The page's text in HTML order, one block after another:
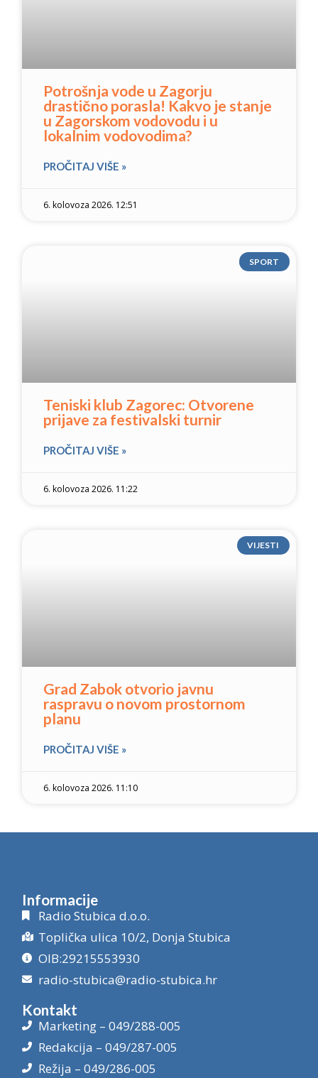
Potrošnja vode u Zagorju
drastično porasla! Kakvo je stanje
u Zagorskom vodovodu i u
lokalnim vodovodima?
PROČITAJ VIŠE »
6. kolovoza 2026. 12:51
SPORT
Teniski klub Zagorec: Otvorene
prijave za festivalski turnir
PROČITAJ VIŠE »
6. kolovoza 2026. 11:22
VIJESTI
Grad Zabok otvorio javnu
raspravu o novom prostornom
planu
PROČITAJ VIŠE »
6. kolovoza 2026. 11:10
Informacije
Radio Stubica d.o.o.
Toplička ulica 10/2, Donja Stubica
OIB:29215553930
radio-stubica@radio-stubica.hr
Kontakt
Marketing – 049/288-005
Redakcija – 049/287-005
Režija – 049/286-005